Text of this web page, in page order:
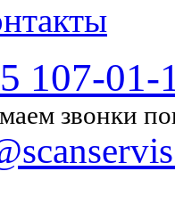
107-01-
звонки